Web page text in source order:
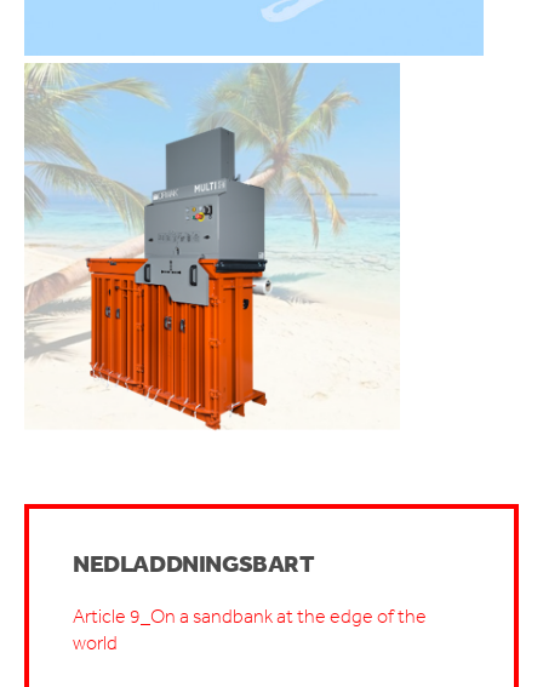
NEDLADDNINGSBART
Article 9_On a sandbank at the edge of the
world